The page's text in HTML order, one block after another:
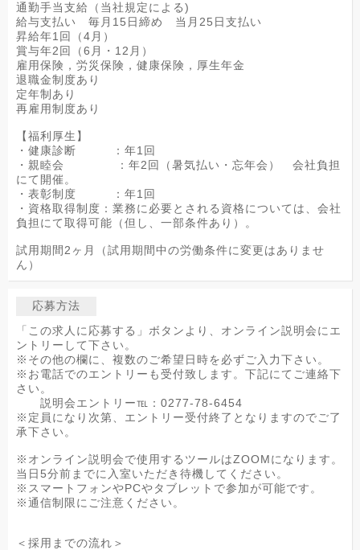
通勤手当支給（当社規定による)
給与支払い 毎月15日締め 当月25日支払い
昇給年1回（4月）
賞与年2回（6月・12月）
雇用保険，労災保険，健康保険，厚生年金
退職金制度あり
定年制あり
再雇用制度あり
【福利厚生】
・健康診断 ：年1回
・親睦会 ：年2回（暑気払い・忘年会） 会社負担
にて開催。
・表彰制度 ：年1回
・資格取得制度：業務に必要とされる資格については、会社
負担にて取得可能（但し、一部条件あり）。
試用期間2ヶ月（試用期間中の労働条件に変更はありませ
ん）
応募方法
「この求人に応募する」ボタンより、オンライン説明会にエ
ントリーして下さい。
※その他の欄に、複数のご希望日時を必ずご入力下さい。
※お電話でのエントリーも受付致します。下記にてご連絡下
さい。
説明会エントリー℡：0277-78-6454
※定員になり次第、エントリー受付終了となりますのでご了
承下さい。
※オンライン説明会で使用するツールはZOOMになります。
当日5分前までに入室いただき待機してください。
※スマートフォンやPCやタブレットで参加が可能です。
※通信制限にご注意ください。
＜採用までの流れ＞